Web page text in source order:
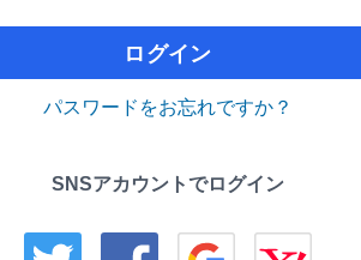
ログイン
パスワードをお忘れですか？
SNSアカウントでログイン